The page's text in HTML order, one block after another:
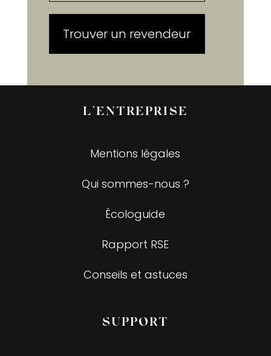
Trouver un revendeur
L’ENTREPRISE
Mentions légales
Qui sommes-nous ?
Écologuide
Rapport RSE
Conseils et astuces
SUPPORT